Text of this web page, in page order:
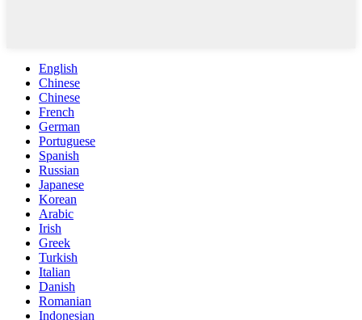
English
Chinese
Chinese
French
German
Portuguese
Spanish
Russian
Japanese
Korean
Arabic
Irish
Greek
Turkish
Italian
Danish
Romanian
Indonesian